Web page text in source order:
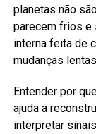
planetas não
parecem frios e
interna feita de
mudanças
Entender por
ajuda a
interpretar